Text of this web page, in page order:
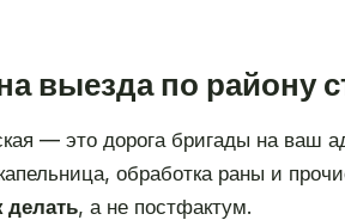
выезда по району
— это дорога бригады на ваш
обработка раны и
делать, а не постфактум.